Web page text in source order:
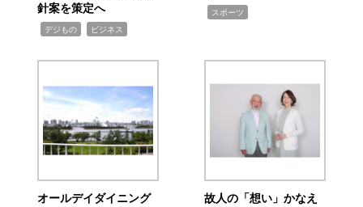
針案を策定へ
デジもの ビジネス
スポーツ
オールデイダイニング
故人の「想い」かなえ